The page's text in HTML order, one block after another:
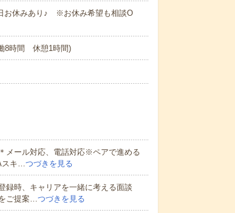
休みあり♪ ※お休み希望も相談O
8時間 休憩1時間)
メール対応、電話対応※ペアで進める
スキ…つづきを見る
録時、キャリアを一緒に考える面談
ご提案…つづきを見る